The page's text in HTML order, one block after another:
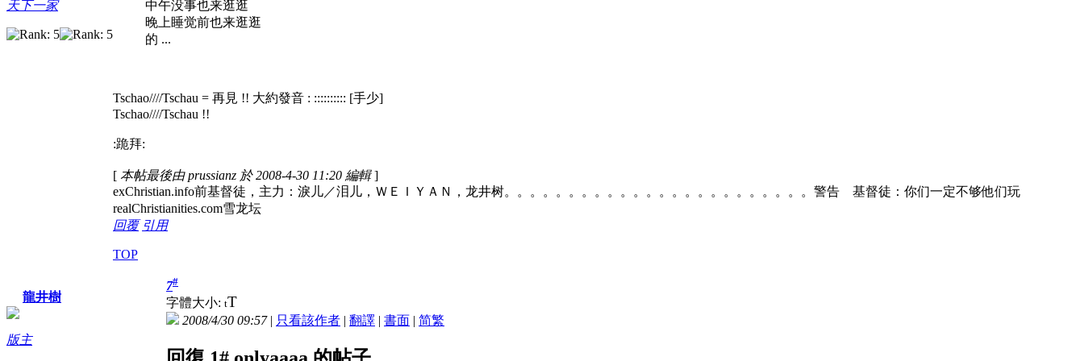
天下一家
中午没事也来逛逛
晚上睡觉前也来逛逛
的 ...
Tschao////Tschau = 再見 !! 大約發音 : :::::::::: [手少]
Tschao////Tschau !!
:跪拜:
[ 本帖最後由 prussianz 於 2008-4-30 11:20 編輯]
exChristian.info前基督徒，主力：淚儿／泪儿，ＷＥＩＹＡＮ，龙井树。。。。。。。。。。。。。。。。。。。。。。。。警告 基督徒：你们一定不够他们玩
realChristianities.com雪龙坛
回覆 引用
TOP
龍井樹
版主
7#
字體大小: tT
2008/4/30 09:57| 只看該作者 | 翻譯 | 書面 | 简繁